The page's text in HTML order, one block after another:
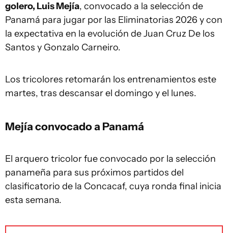
golero, Luis Mejía, convocado a la selección de
Panamá para jugar por las Eliminatorias 2026 y con
la expectativa en la evolución de Juan Cruz De los
Santos y Gonzalo Carneiro.
Los tricolores retomarán los entrenamientos este
martes, tras descansar el domingo y el lunes.
Mejía convocado a Panamá
El arquero tricolor fue convocado por la selección
panameña para sus próximos partidos del
clasificatorio de la Concacaf, cuya ronda final inicia
esta semana.